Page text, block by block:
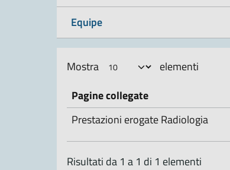
Equipe
Mostra elementi
Pagine collegate
Prestazioni erogate Radiologia
Risultati da 1 a 1 di 1 elementi